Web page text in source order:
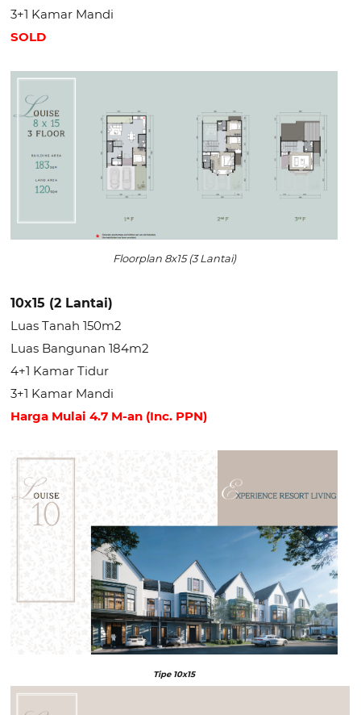
3+1 Kamar Mandi
SOLD
Floorplan 8x15 (3 Lantai)
10x15 (2 Lantai)
Luas Tanah 150m2
Luas Bangunan 184m2
4+1 Kamar Tidur
3+1 Kamar Mandi
Harga Mulai 4.7 M-an (Inc. PPN)
Tipe 10x15